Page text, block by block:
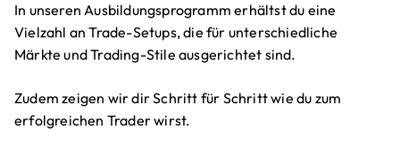
In unseren Ausbildungsprogramm erhältst du eine
Vielzahl an Trade-Setups, die für unterschiedliche
Märkte und Trading-Stile ausgerichtet sind.
Zudem zeigen wir dir Schritt für Schritt wie du zum
erfolgreichen Trader wirst.